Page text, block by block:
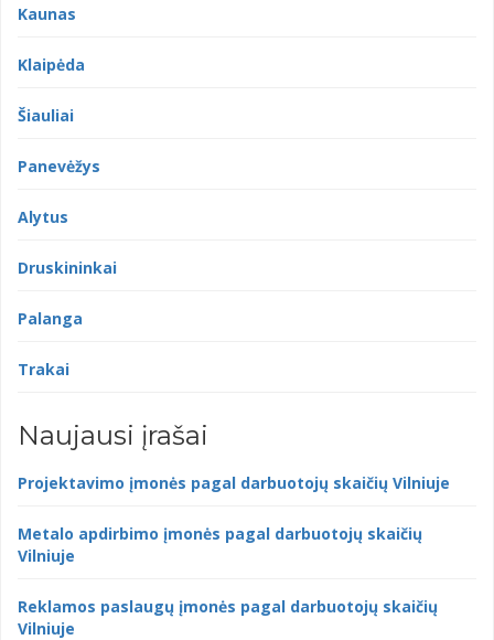
Kaunas
Klaipėda
Šiauliai
Panevėžys
Alytus
Druskininkai
Palanga
Trakai
Naujausi įrašai
Projektavimo įmonės pagal darbuotojų skaičių Vilniuje
Metalo apdirbimo įmonės pagal darbuotojų skaičių
Vilniuje
Reklamos paslaugų įmonės pagal darbuotojų skaičių
Vilniuje